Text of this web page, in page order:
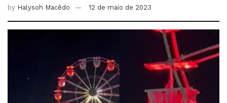
by Halysoh Macêdo 12 de maio de 2023